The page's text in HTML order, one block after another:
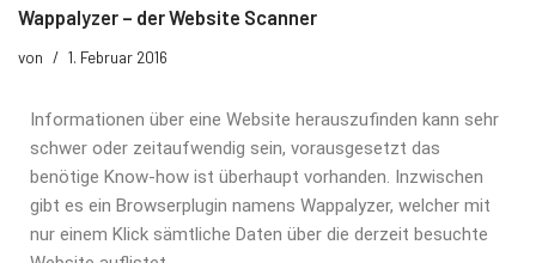
Wappalyzer – der Website Scanner
von 1. Februar 2016
Informationen über eine Website herauszufinden kann sehr
schwer oder zeitaufwendig sein, vorausgesetzt das
benötige Know-how ist überhaupt vorhanden. Inzwischen
gibt es ein Browserplugin namens Wappalyzer, welcher mit
nur einem Klick sämtliche Daten über die derzeit besuchte